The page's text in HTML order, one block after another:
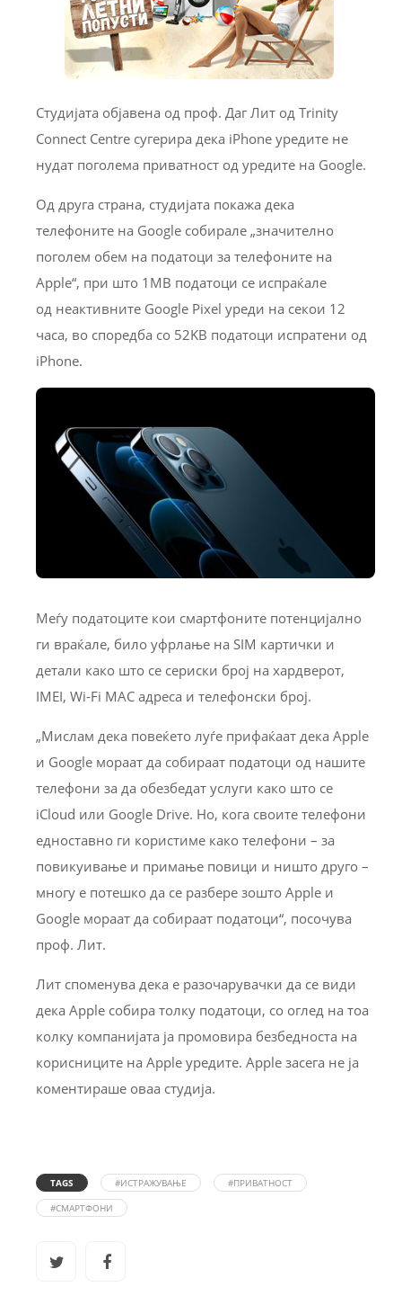
Студијата објавена од проф. Даг Лит од Trinity
Connect Centre сугерира дека iPhone уредите не
нудат поголема приватност од уредите на Google.
Од друга страна, студијата покажа дека
телефоните на Google собирале „значително
поголем обем на податоци за телефоните на
Apple“, при што 1MB податоци се испраќале
од неактивните Google Pixel уреди на секои 12
часа, во споредба со 52KB податоци испратени од
iPhone.
Меѓу податоците кои смартфоните потенцијално
ги враќале, било уфрлање на SIM картички и
детали како што се сериски број на хардверот,
IMEI, Wi-Fi MAC адреса и телефонски број.
„Мислам дека повеќето луѓе прифаќаат дека Apple
и Google мораат да собираат податоци од нашите
телефони за да обезбедат услуги како што се
iCloud или Google Drive. Но, кога своите телефони
едноставно ги користиме како телефони – за
повикуивање и примање повици и ништо друго –
многу е потешко да се разбере зошто Apple и
Google мораат да собираат податоци“, посочува
проф. Лит.
Лит споменува дека е разочарувачки да се види
дека Apple собира толку податоци, со оглед на тоа
колку компанијата ја промовира безбедноста на
корисниците на Apple уредите. Apple засега не ја
коментираше оваа студија.
TAGS #ИСТРАЖУВАЊЕ
#ПРИВАТНОСТ
#СМАРТФОНИ